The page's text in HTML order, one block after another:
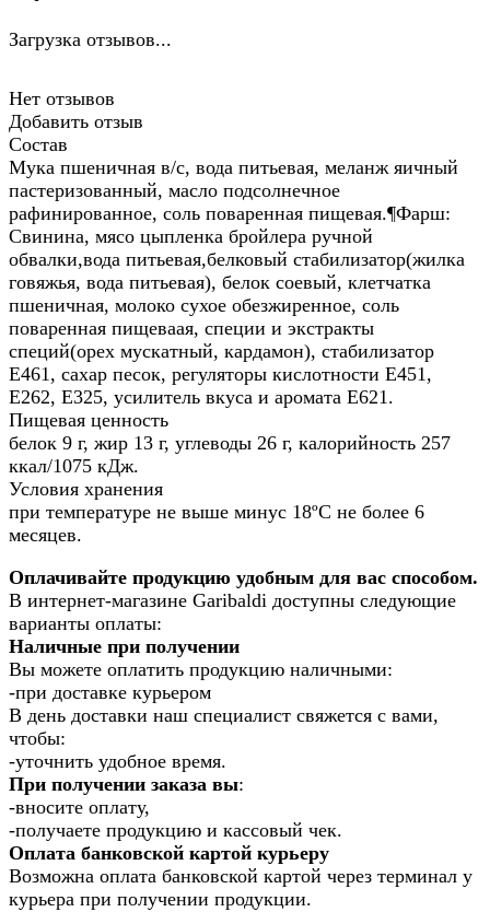
Загрузка отзывов...
Нет отзывов
Добавить отзыв
Состав
Мука пшеничная в/с, вода питьевая, меланж яичный
пастеризованный, масло подсолнечное
рафинированное, соль поваренная пищевая.¶Фарш:
Свинина, мясо цыпленка бройлера ручной
обвалки,вода питьевая,белковый стабилизатор(жилка
говяжья, вода питьевая), белок соевый, клетчатка
пшеничная, молоко сухое обезжиренное, соль
поваренная пищеваая, специи и экстракты
специй(орех мускатный, кардамон), стабилизатор
Е461, сахар песок, регуляторы кислотности Е451,
Е262, Е325, усилитель вкуса и аромата Е621.
Пищевая ценность
белок 9 г, жир 13 г, углеводы 26 г, калорийность 257
ккал/1075 кДж.
Условия хранения
при температуре не выше минус 18ºС не более 6
месяцев.
Оплачивайте продукцию удобным для вас способом.
В интернет-магазине Garibaldi доступны следующие
варианты оплаты:
Наличные при получении
Вы можете оплатить продукцию наличными:
-при доставке курьером
В день доставки наш специалист свяжется с вами,
чтобы:
-уточнить удобное время.
При получении заказа вы:
-вносите оплату,
-получаете продукцию и кассовый чек.
Оплата банковской картой курьеру
Возможна оплата банковской картой через терминал у
курьера при получении продукции.